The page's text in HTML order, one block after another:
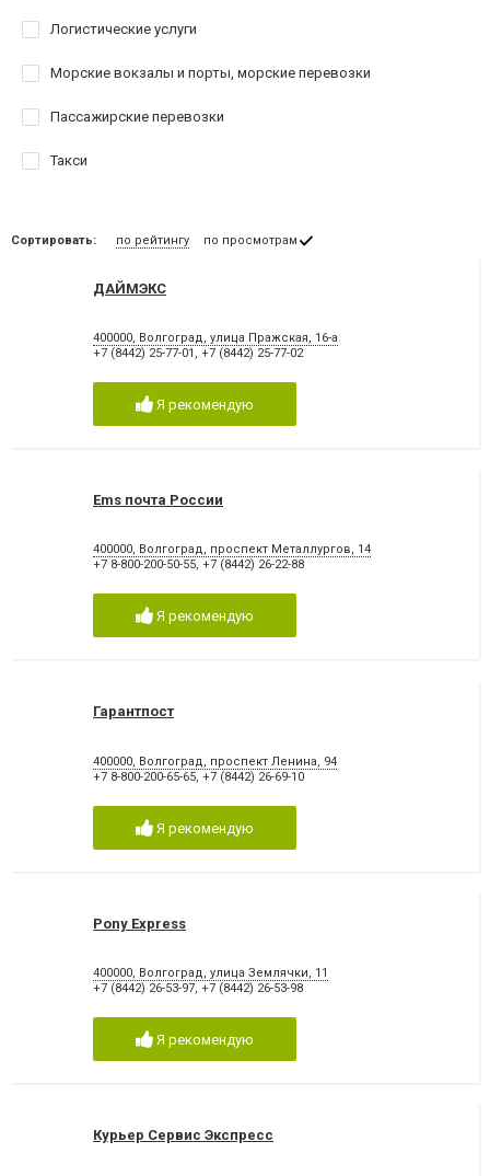
Сортировать: по рейтингу по просмотрам
ДАЙМЭКС
400000, Волгоград, улица Пражская, 16-а
+7 (8442) 25-77-01 , +7 (8442) 25-77-02
Я рекомендую
Ems почта России
400000, Волгоград, проспект Металлургов, 14
+7 8-800-200-50-55, +7 (8442) 26-22-88
Я рекомендую
Гарантпост
400000, Волгоград, проспект Ленина, 94
+7 8-800-200-65-65, +7 (8442) 26-69-10
Я рекомендую
Pony Express
400000, Волгоград, улица Землячки, 11
+7 (8442) 26-53-97, +7 (8442) 26-53-98
Я рекомендую
Курьер Сервис Экспресс
Логистические услуги
Морские вокзалы и порты, морские перевозки
Пассажирские перевозки
Такси